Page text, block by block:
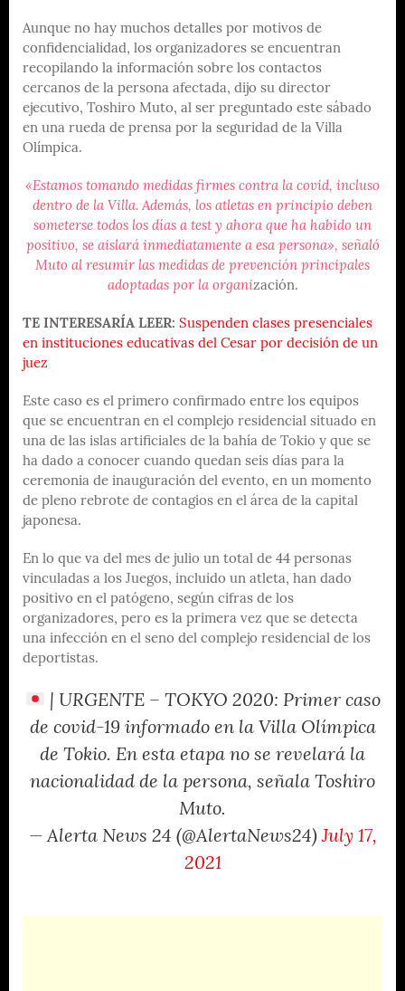
Aunque no hay muchos detalles por motivos de
confidencialidad, los organizadores se encuentran
recopilando la información sobre los contactos
cercanos de la persona afectada, dijo su director
ejecutivo, Toshiro Muto, al ser preguntado este sábado
en una rueda de prensa por la seguridad de la Villa
Olímpica.
«Estamos tomando medidas firmes contra la covid, incluso
dentro de la Villa. Además, los atletas en principio deben
someterse todos los días a test y ahora que ha habido un
positivo, se aislará inmediatamente a esa persona», señaló
Muto al resumir las medidas de prevención principales
adoptadas por la organización.
TE INTERESARÍA LEER: Suspenden clases presenciales
en instituciones educativas del Cesar por decisión de un
juez
Este caso es el primero confirmado entre los equipos
que se encuentran en el complejo residencial situado en
una de las islas artificiales de la bahía de Tokio y que se
ha dado a conocer cuando quedan seis días para la
ceremonia de inauguración del evento, en un momento
de pleno rebrote de contagios en el área de la capital
japonesa.
En lo que va del mes de julio un total de 44 personas
vinculadas a los Juegos, incluido un atleta, han dado
positivo en el patógeno, según cifras de los
organizadores, pero es la primera vez que se detecta
una infección en el seno del complejo residencial de los
deportistas.
| URGENTE – TOKYO 2020: Primer caso
de covid-19 informado en la Villa Olímpica
de Tokio. En esta etapa no se revelará la
nacionalidad de la persona, señala Toshiro
Muto.
— Alerta News 24 (@AlertaNews24)July 17,
2021